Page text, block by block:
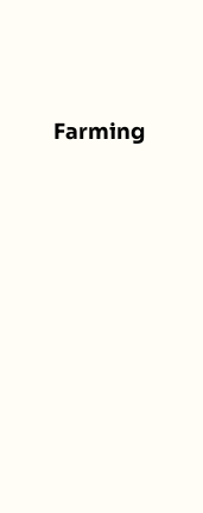
Farming